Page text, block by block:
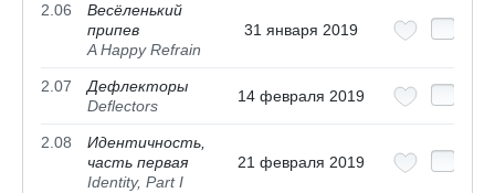
2.06
Весёленький
припев
A Happy Refrain
31 января 2019
2.07
Дефлекторы
Deflectors
14 февраля 2019
2.08
Идентичность,
часть первая
Identity, Part I
21 февраля 2019